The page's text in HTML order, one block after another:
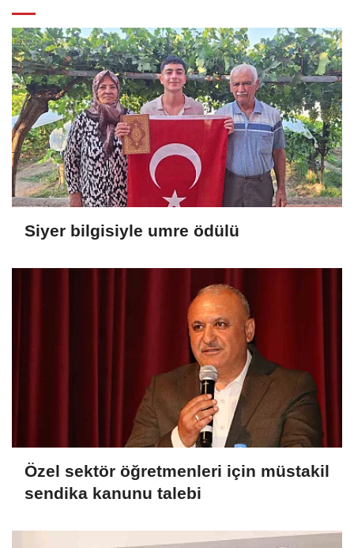
Siyer bilgisiyle umre ödülü
Özel sektör öğretmenleri için müstakil
sendika kanunu talebi